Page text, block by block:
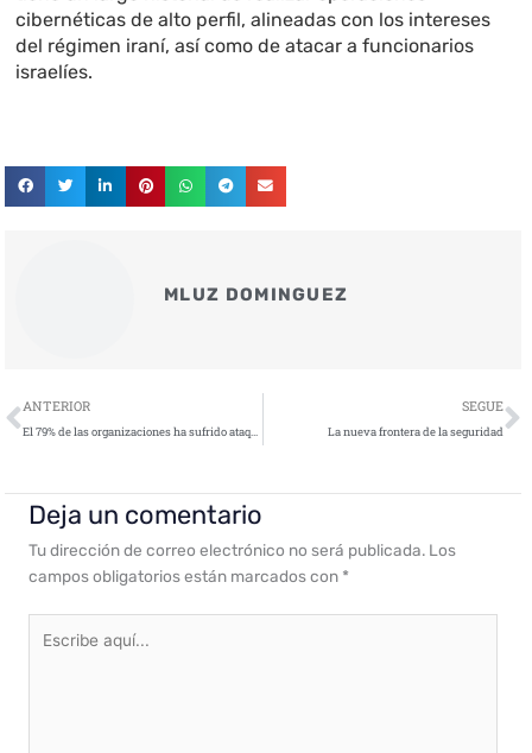
cibernéticas de alto perfil, alineadas con los intereses
del régimen iraní, así como de atacar a funcionarios
israelíes.
MLUZ DOMINGUEZ
Ant
ANTERIOR
El 79% de las organizaciones ha sufrido ataques de ransomware durante el último año
SEGUE
La nueva frontera de la seguridad
Deja un comentario
Tu dirección de correo electrónico no será publicada. Los
campos obligatorios están marcados con *
aquí...